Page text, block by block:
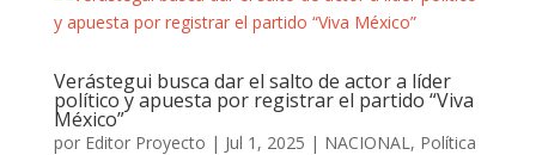
Verástegui busca dar el salto de actor a líder
político y apuesta por registrar el partido “Viva
México”
por Editor Proyecto | Jul 1, 2025 | NACIONAL, Política